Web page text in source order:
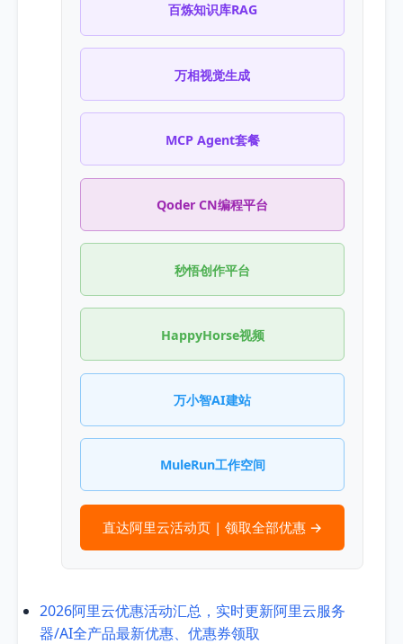
百炼知识库RAG
万相视觉生成
MCP Agent套餐
Qoder CN编程平台
秒悟创作平台
HappyHorse视频
万小智AI建站
MuleRun工作空间
直达阿里云活动页 | 领取全部优惠 →
2026阿里云优惠活动汇总，实时更新阿里云服务
器/AI全产品最新优惠、优惠券领取